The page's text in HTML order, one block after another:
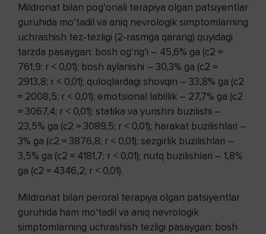
Mildronat bilan pog‘onali terapiya olgan patsiyentlar
guruhida mo‘tadil va aniq nevrologik simptomlarning
uchrashish tez-tezligi (2-rasmga qarang) quyidagi
tarzda pasaygan: bosh og‘rig‘i – 45,6% ga (c2 =
761,9; r < 0,01); bosh aylanishi – 30,3% ga (c2 =
2913,8; r < 0,01); quloqlardagi shovqin – 33,8% ga (c2
= 2008,5; r < 0,01); emotsional labillik – 27,7% ga (c2
= 3067,4; r < 0,01); statika va yurishni buzilishi –
23,5% ga (c2 = 3089,5; r < 0,01); harakat buzilishlari –
3% ga (c2 = 3876,8; r < 0,01); sezgirlik buzilishlari –
3,5% ga (c2 = 4181,7; r < 0,01); nutq buzilishlari – 1,8%
ga (c2 = 4346,2; r < 0,01).
Mildronat bilan peroral terapiya olgan patsiyentlar
guruhida ham mo‘tadil va aniq nevrologik
simptomlarning uchrashish tezligi pasaygan: bosh